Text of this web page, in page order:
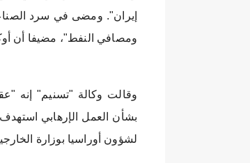
إيران". ومضى في سرد
ومصافي النفط"، مضيفا أن
وقالت وكالة "تسنيم" إنه
بشأن العمل الإرهابي
لشؤون أوراسیا بوزارة